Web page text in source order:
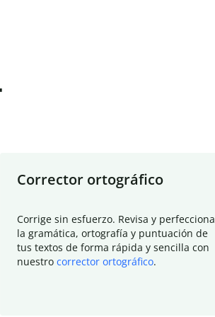
Corrector ortográfico
Corrige sin esfuerzo. Revisa y perfecciona
la gramática, ortografía y puntuación de
tus textos de forma rápida y sencilla con
nuestro corrector ortográfico.